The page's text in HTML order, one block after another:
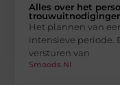
Alles over het
Het plannen van
intensieve periode.
versturen van
Smoods.nl